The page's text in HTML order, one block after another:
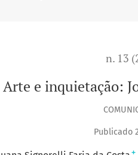
n. 13
Arte e inquietação:
Publicado
+